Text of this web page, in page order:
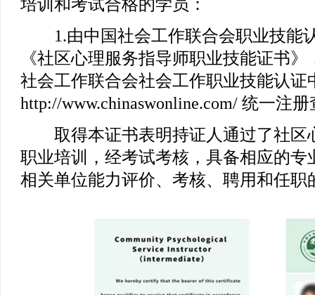
培训和考试合格的学员：
1.由中国社会工作联合会职业技能
《社区心理服务指导师职业技能证书
社会工作联合会社会工作职业技能认证
http://www.chinaswonline.com/ 统一注
取得本证书表明持证人通过了社区
职业培训，经考试考核，具备相应的
相关单位能力评价、考核、聘用和任职